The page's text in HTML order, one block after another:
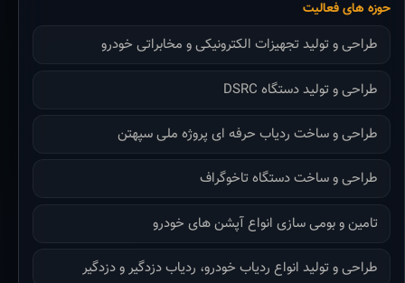
حوزه های فعالیت
طراحی و تولید تجهیزات الکترونیکی و مخابراتی خودرو
طراحی و تولید دستگاه DSRC
طراحی و ساخت ردیاب حرفه ای پروژه ملی سپهتن
طراحی و ساخت دستگاه تاخوگراف
تامین و بومی سازی انواع آپشن های خودرو
طراحی و تولید انواع ردیاب خودرو، ردیاب دزدگیر و دزدگیر